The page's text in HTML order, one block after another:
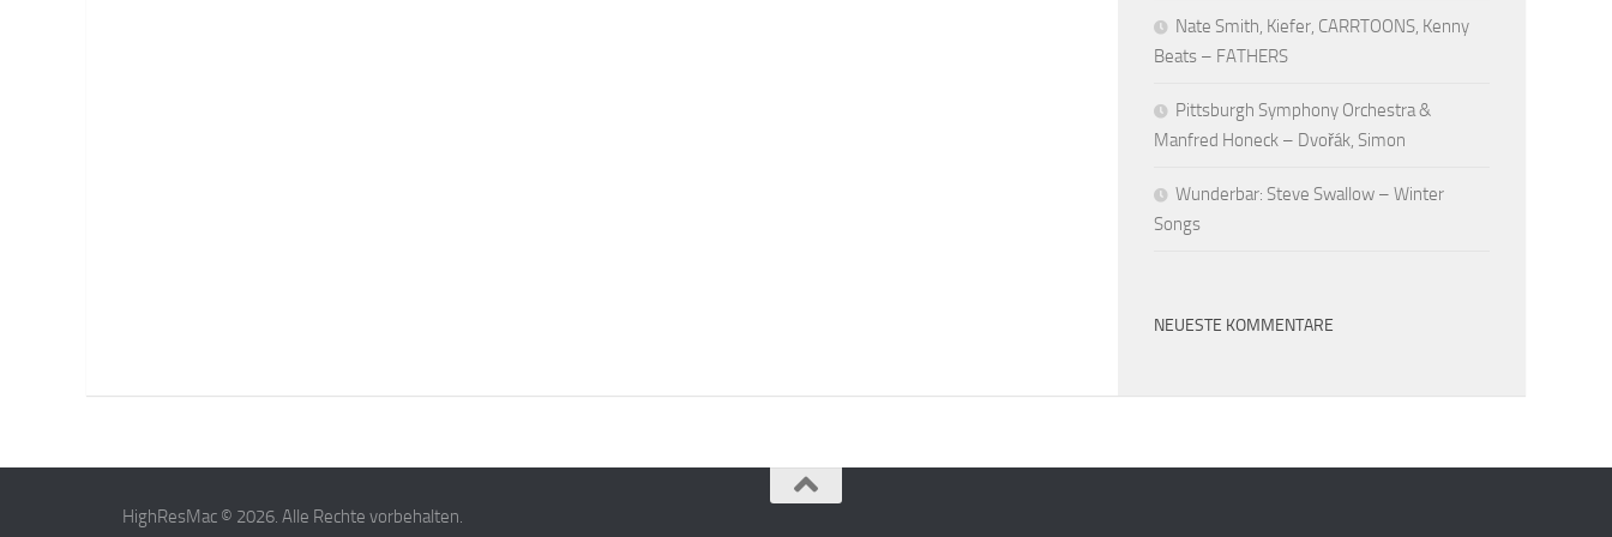
Nate Smith, Kiefer, CARRTOONS, Kenny
Beats – FATHERS
Pittsburgh Symphony Orchestra &
Manfred Honeck – Dvořák, Simon
Wunderbar: Steve Swallow – Winter
Songs
NEUESTE KOMMENTARE
HighResMac © 2026. Alle Rechte vorbehalten.